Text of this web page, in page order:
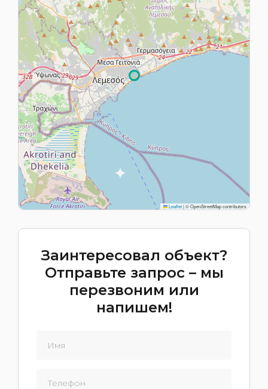
Leaflet|© OpenStreetMap contributors
Заинтересовал объект?
Отправьте запрос – мы
перезвоним или
напишем!